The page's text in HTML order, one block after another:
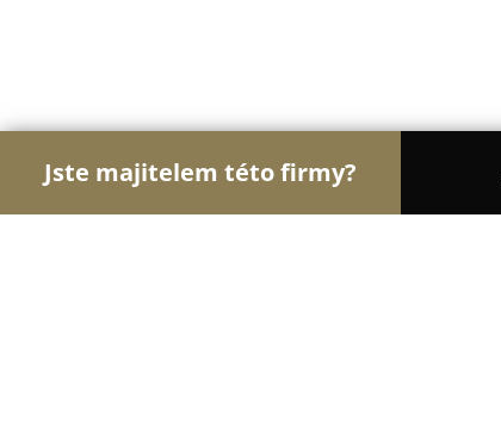
Jste majitelem této firmy?